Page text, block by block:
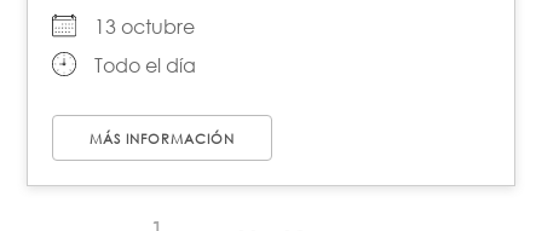
13 octubre
Todo el día
MÁS INFORMACIÓN